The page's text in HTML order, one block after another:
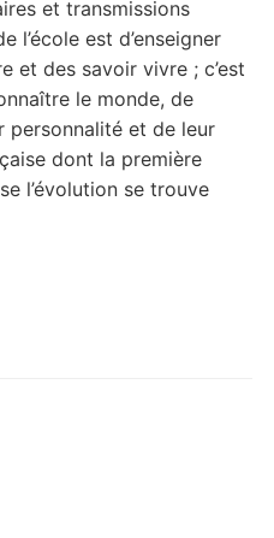
et transmissions
l’école est d’enseigner
et des savoir vivre ; c’est
le monde, de
personnalité et de leur
dont la première
l’évolution se trouve